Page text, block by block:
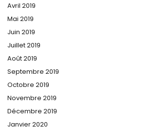
Avril 2019
Mai 2019
Juin 2019
Juillet 2019
Août 2019
Septembre 2019
Octobre 2019
Novembre 2019
Décembre 2019
Janvier 2020